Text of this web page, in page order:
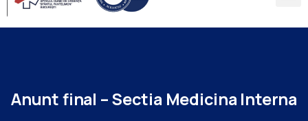
Anuntfinal –Sectia Medicina Interna